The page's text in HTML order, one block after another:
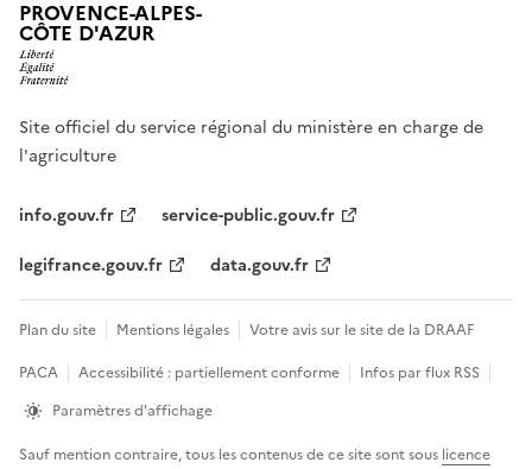
PROVENCE-ALPES-
CÔTE D'AZUR
Site officiel du service régional du ministère en charge de
l'agriculture
info.gouv.fr
service-public.gouv.fr
legifrance.gouv.fr
data.gouv.fr
Plan du site Mentions légales
Votre avis sur le site de la DRAAF
PACA
Accessibilité : partiellement conforme
Infos par flux RSS
Paramètres d'affichage
Sauf mention contraire, tous les contenus de ce site sont sous licence